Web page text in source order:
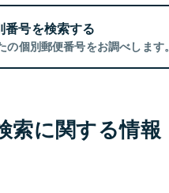
番号を検索する
の個別郵便番号をお調べします。
索に関する情報